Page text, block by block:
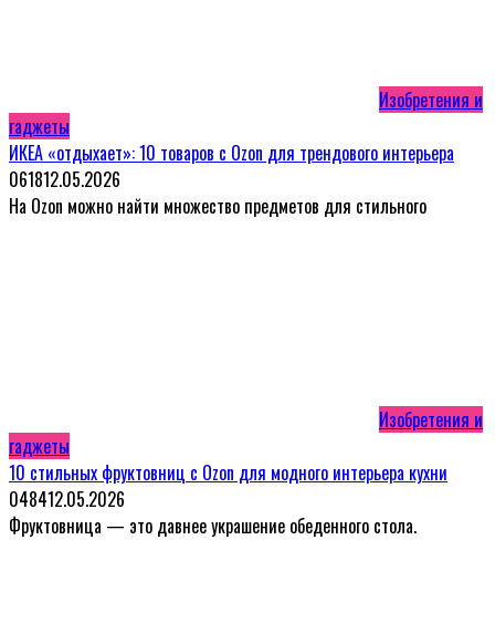
Изобретения и
гаджеты
ИКЕА «отдыхает»: 10 товаров с Ozon для трендового интерьера
061812.05.2026
На Ozon можно найти множество предметов для стильного
Изобретения и
гаджеты
10 стильных фруктовниц с Ozon для модного интерьера кухни
048412.05.2026
Фруктовница — это давнее украшение обеденного стола.